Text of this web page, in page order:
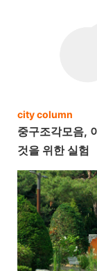
citycolumn
중구조각모음,
것을 위한 실험